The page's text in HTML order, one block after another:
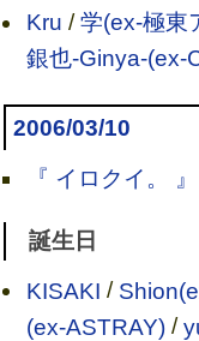
Kru /学(ex-極東
銀也-Ginya-(ex-
2006/03/10
『 イロクイ。
誕生日
KISAKI /
(ex-ASTRAY)/